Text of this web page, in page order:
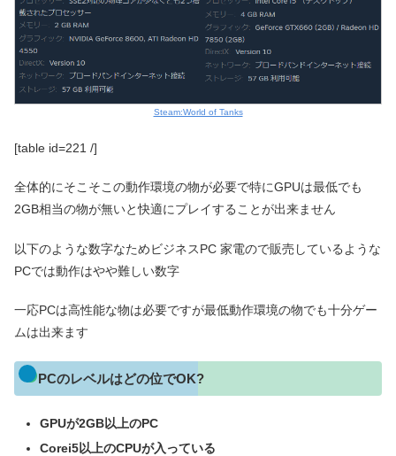
Steam:World of Tanks
[table id=221 /]
全体的にそこそこの動作環境の物が必要で特にGPUは最低でも
2GB相当の物が無いと快適にプレイすることが出来ません
以下のような数字なためビジネスPC 家電ので販売しているような
PCでは動作はやや難しい数字
一応PCは高性能な物は必要ですが最低動作環境の物でも十分ゲー
ムは出来ます
PCのレベルはどの位でOK?
GPUが2GB以上のPC
Corei5以上のCPUが入っている